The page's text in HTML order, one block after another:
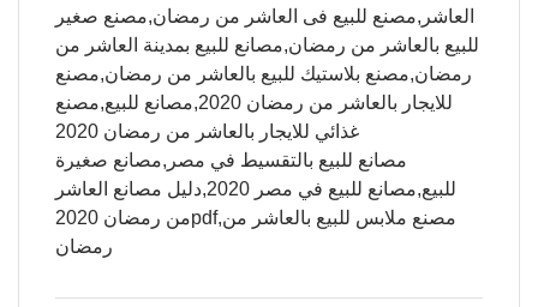
العاشر,مصنع للبيع فى العاشر من رمضان,مصنع صغير
للبيع بالعاشر من رمضان,مصانع للبيع بمدينة العاشر من
رمضان,مصنع بلاستيك للبيع بالعاشر من رمضان,مصنع
للايجار بالعاشر من رمضان 2020,مصانع للبيع,مصنع
غذائي للايجار بالعاشر من رمضان 2020
مصانع للبيع بالتقسيط في مصر,مصانع صغيرة
للبيع,مصانع للبيع في مصر 2020,دليل مصانع العاشر
من رمضان 2020pdf,مصنع ملابس للبيع بالعاشر من
رمضان